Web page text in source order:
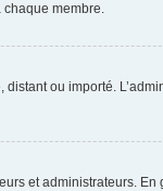
chaque membre.
ou importé.
et administrateurs.